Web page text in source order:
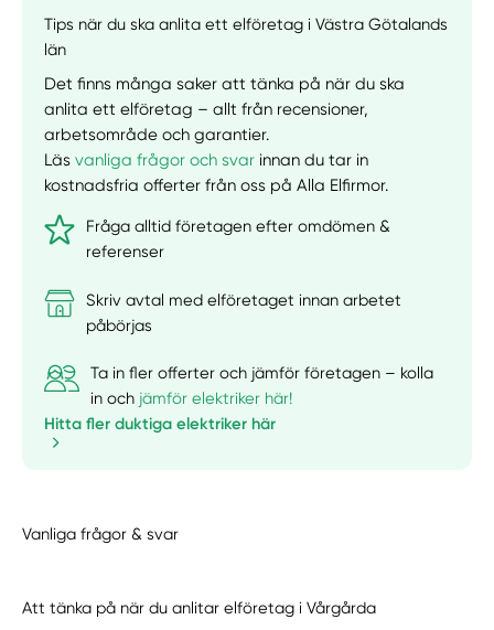
Tips när du ska anlita ett elföretag i Västra Götalands
län
Det finns många saker att tänka på när du ska
anlita ett elföretag – allt från recensioner,
arbetsområde och garantier.
Läsvanliga frågor och svar innan du tar in
kostnadsfria offerter från oss på Alla Elfirmor.
Fråga alltid företagen efter omdömen &
referenser
Skriv avtal med elföretaget innan arbetet
påbörjas
Ta in fler offerter och jämför företagen – kolla
in och jämför elektriker här!
Hitta fler duktiga elektriker här
Vanliga frågor & svar
Att tänka på när du anlitar elföretag i Vårgårda